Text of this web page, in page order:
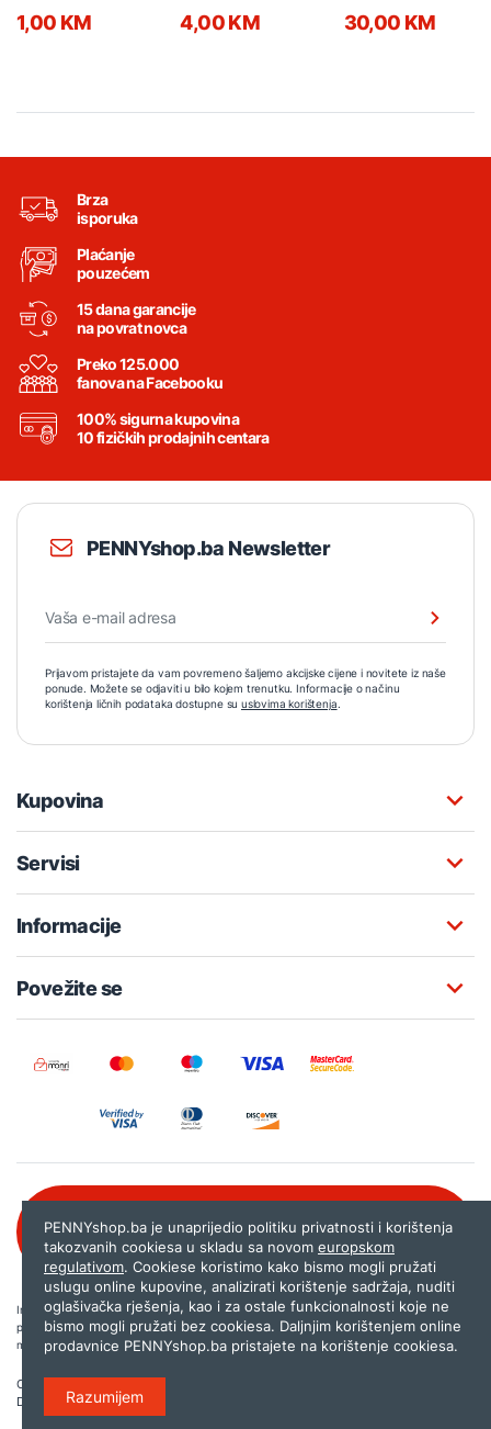
1,00 KM 4,00 KM 30,00 KM
Brza
isporuka
Plaćanje
pouzećem
15 dana garancije
na povrat novca
Preko 125.000
fanova na Facebooku
100% sigurna kupovina
10 fizičkih prodajnih centara
PENNYshop.ba Newsletter
Prijavom pristajete da vam povremeno šaljemo akcijske cijene i novitete iz naše
ponude. Možete se odjaviti u bilo kojem trenutku. Informacije o načinu
korištenja ličnih podataka dostupne su uslovima korištenja.
Kupovina
Servisi
Informacije
Povežite se
080 020 261
Internet trgovina PENNYshop.ba nastoji objavljivati samo provjerene i pravilne
podatke. Ako na našoj stranici otkrijete neistinite, odnosno neadekvatne informacije,
molimo vas da nam to javite nashop@pennyplus.com .
Copyright © 2026.
Dizajn i programiranje:
PENNYshop.ba je unaprijedio politiku privatnosti i korištenja
takozvanih cookiesa u skladu sa novom europskom
regulativom. Cookiese koristimo kako bismo mogli pružati
uslugu online kupovine, analizirati korištenje sadržaja, nuditi
oglašivačka rješenja, kao i za ostale funkcionalnosti koje ne
bismo mogli pružati bez cookiesa. Daljnjim korištenjem online
prodavnice PENNYshop.ba pristajete na korištenje cookiesa.
Razumijem